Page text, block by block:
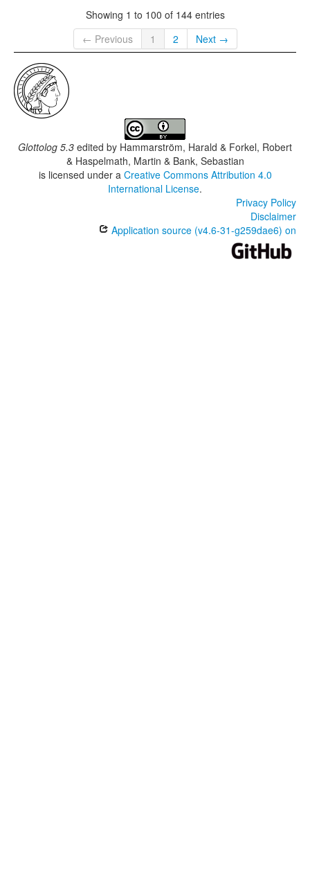
Showing 1 to 100 of 144 entries
← Previous
1 2 Next →
Glottolog 5.3 edited by Hammarström, Harald & Forkel, Robert
& Haspelmath, Martin & Bank, Sebastian
is licensed under a Creative Commons Attribution 4.0
International License.
Privacy Policy
Disclaimer
Application source (v4.6-31-g259dae6) on